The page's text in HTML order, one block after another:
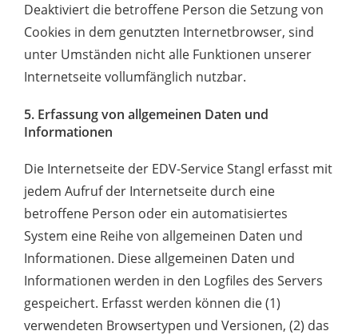
Deaktiviert die betroffene Person die Setzung von
Cookies in dem genutzten Internetbrowser, sind
unter Umständen nicht alle Funktionen unserer
Internetseite vollumfänglich nutzbar.
5. Erfassung von allgemeinen Daten und
Informationen
Die Internetseite der EDV-Service Stangl erfasst mit
jedem Aufruf der Internetseite durch eine
betroffene Person oder ein automatisiertes
System eine Reihe von allgemeinen Daten und
Informationen. Diese allgemeinen Daten und
Informationen werden in den Logfiles des Servers
gespeichert. Erfasst werden können die (1)
verwendeten Browsertypen und Versionen, (2) das